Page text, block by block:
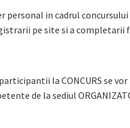
in cadrul
pe site si a completarii
la CONCURS se
de la sediul